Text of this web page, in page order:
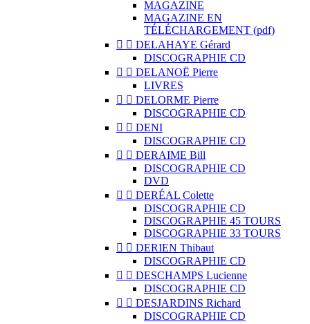
MAGAZINE
MAGAZINE EN
TÉLÉCHARGEMENT (pdf)
  DELAHAYE Gérard
DISCOGRAPHIE CD
  DELANOË Pierre
LIVRES
  DELORME Pierre
DISCOGRAPHIE CD
  DENI
DISCOGRAPHIE CD
  DERAIME Bill
DISCOGRAPHIE CD
DVD
  DERÉAL Colette
DISCOGRAPHIE CD
DISCOGRAPHIE 45 TOURS
DISCOGRAPHIE 33 TOURS
  DERIEN Thibaut
DISCOGRAPHIE CD
  DESCHAMPS Lucienne
DISCOGRAPHIE CD
  DESJARDINS Richard
DISCOGRAPHIE CD